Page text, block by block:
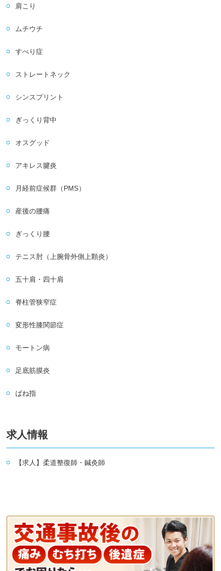
肩こり
ムチウチ
すべり症
ストレートネック
シンスプリント
ぎっくり背中
オスグッド
アキレス腱炎
月経前症候群（PMS）
産後の腰痛
ぎっくり腰
テニス肘（上腕骨外側上顆炎）
五十肩・四十肩
脊柱管狭窄症
変形性膝関節症
モートン病
足底筋膜炎
ばね指
求人情報
【求人】柔道整復師・鍼灸師